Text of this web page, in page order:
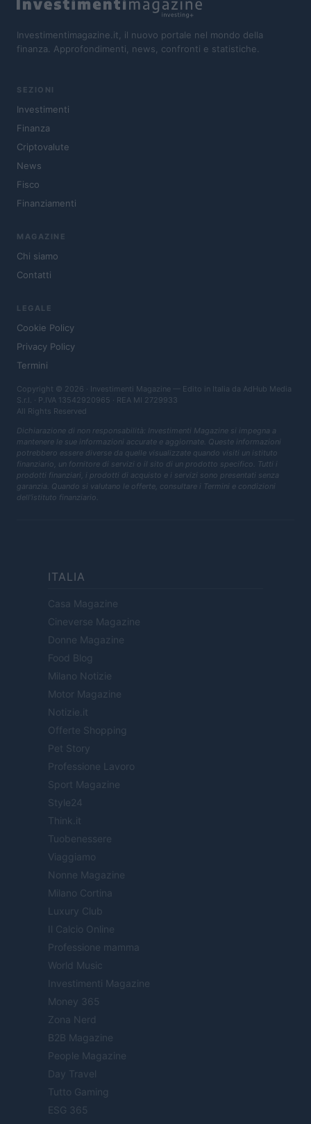
Investimentimagazine.it, il nuovo portale nel mondo della
finanza. Approfondimenti, news, confronti e statistiche.
SEZIONI
Investimenti
Finanza
Criptovalute
News
Fisco
Finanziamenti
MAGAZINE
Chi siamo
Contatti
LEGALE
Cookie Policy
Privacy Policy
Termini
Copyright © 2026 · Investimenti Magazine — Edito in Italia da AdHub Media
S.r.l. · P.IVA 13542920965 · REA MI 2729933
All Rights Reserved
Dichiarazione di non responsabilità: Investimenti Magazine si impegna a
mantenere le sue informazioni accurate e aggiornate. Queste informazioni
potrebbero essere diverse da quelle visualizzate quando visiti un istituto
finanziario, un fornitore di servizi o il sito di un prodotto specifico. Tutti i
prodotti finanziari, i prodotti di acquisto e i servizi sono presentati senza
garanzia. Quando si valutano le offerte, consultare i Termini e condizioni
dell'istituto finanziario.
ITALIA
Casa Magazine
Cineverse Magazine
Donne Magazine
Food Blog
Milano Notizie
Motor Magazine
Notizie.it
Offerte Shopping
Pet Story
Professione Lavoro
Sport Magazine
Style24
Think.it
Tuobenessere
Viaggiamo
Nonne Magazine
Milano Cortina
Luxury Club
Il Calcio Online
Professione mamma
World Music
Investimenti Magazine
Money 365
Zona Nerd
B2B Magazine
People Magazine
Day Travel
Tutto Gaming
ESG 365